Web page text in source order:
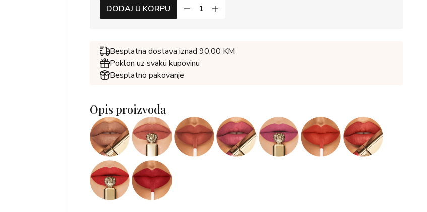
DODAJ U KORPU
Besplatna dostava iznad 90,00 KM
Poklon uz svaku kupovinu
Besplatno pakovanje
Opis proizvoda